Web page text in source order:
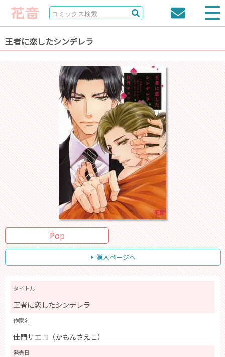
王者に恋したシンデレラ
Pop
購入ページへ
タイトル
王者に恋したシンデレラ
作家名
佳門サエコ（かもんさえこ）
発売日